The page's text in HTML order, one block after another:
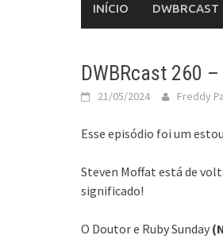
INÍCIO DWBRCAST
DWBRcast 260
21/05/2024 Freddy
Esse episódio foi um
Steven Moffat está de
significado!
O Doutor e Ruby Sunday